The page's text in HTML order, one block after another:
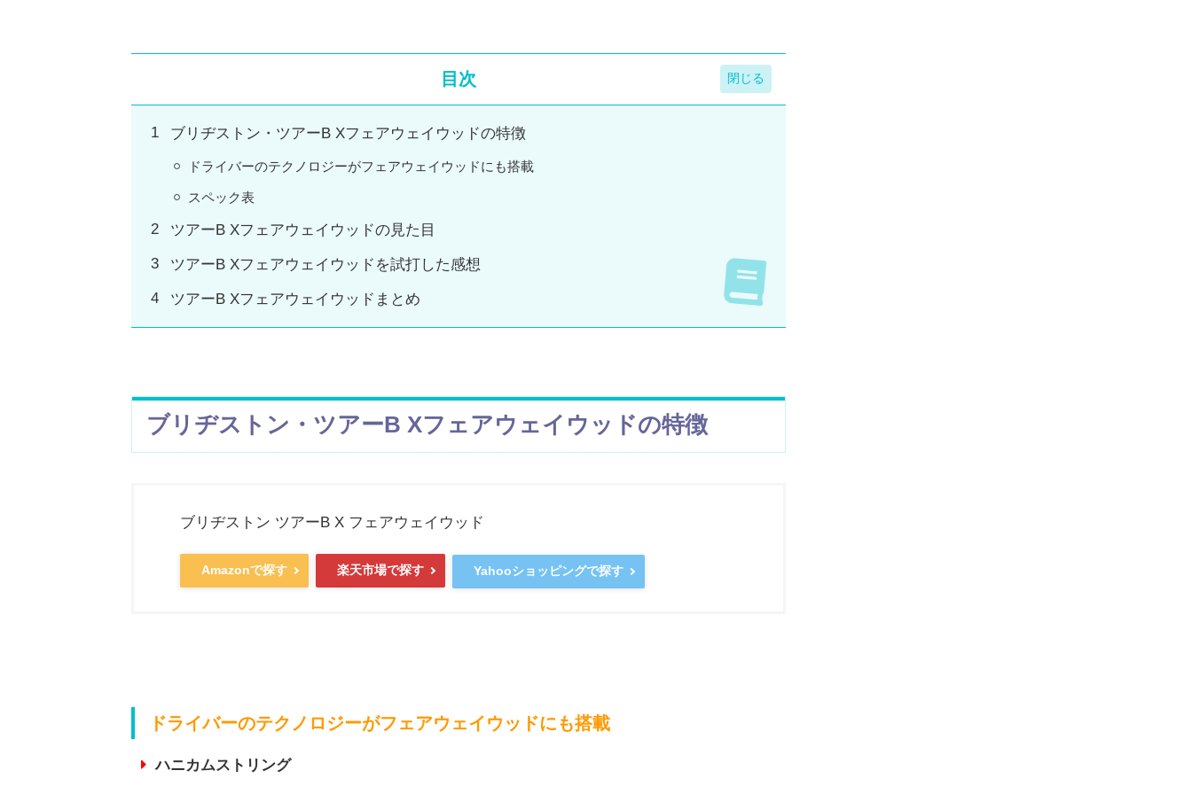
目次
ブリヂストン・ツアーB Xフェアウェイウッドの特徴
ドライバーのテクノロジーがフェアウェイウッドにも搭載
スペック表
ツアーB Xフェアウェイウッドの見た目
ツアーB Xフェアウェイウッドを試打した感想
ツアーB Xフェアウェイウッドまとめ
ブリヂストン・ツアーB Xフェアウェイウッドの特徴
ブリヂストン ツアーB X フェアウェイウッド
Amazonで探す 楽天市場で探す Yahooショッピングで探す
ドライバーのテクノロジーがフェアウェイウッドにも搭載
ハニカムストリング